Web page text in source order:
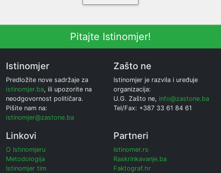
Pitajte Istinomjer!
Istinomjer
Predložite nove sadržaje za
istinomjer.ba, ili upozorite na
neodgovornost političara.
Pišite nam na:
istinomjer@zastone.ba
Zašto ne
Istinomjer je razvila i uređuje
organizacija:
U.G. Zašto ne, info@zastone.ba
Tel/Fax: +387 33 61 84 61
Linkovi
O Istinomjeru
Metodologija
Istinomjer tim
Partneri
Istinomer.rs
Raskrinkavanje.ba
Faktograf.hr